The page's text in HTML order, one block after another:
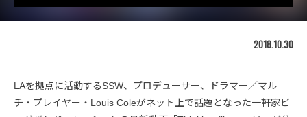
2018.10.30
LAを拠点に活動するSSW、プロデューサー、ドラマー／マル
チ・プレイヤー・Louis Coleがネット上で話題となった一軒家ビ